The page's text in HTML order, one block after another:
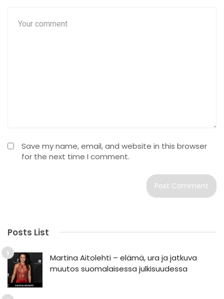
Save my name, email, and website in this browser
for the next time I comment.
Posts List
Martina Aitolehti – elämä, ura ja jatkuva
muutos suomalaisessa julkisuudessa